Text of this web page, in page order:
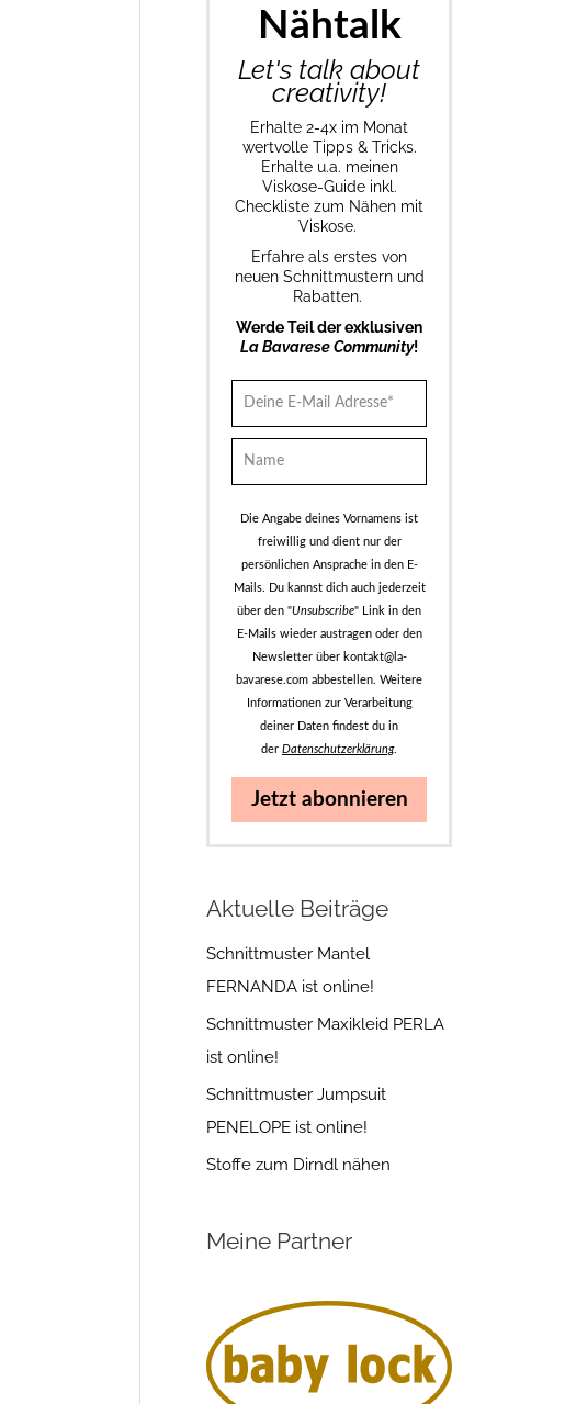
Nähtalk
Let's talk about
creativity!
Erhalte 2-4x im Monat
wertvolle Tipps & Tricks.
Erhalte u.a. meinen
Viskose-Guide inkl.
Checkliste zum Nähen mit
Viskose.
Erfahre als erstes von
neuen Schnittmustern und
Rabatten.
Werde Teil der exklusiven
La Bavarese Community!
Die Angabe deines Vornamens ist
freiwillig und dient nur der
persönlichen Ansprache in den E-
Mails. Du kannst dich auch jederzeit
über den "Unsubscribe" Link in den
E-Mails wieder austragen oder den
Newsletter über kontakt@la-
bavarese.com abbestellen. Weitere
Informationen zur Verarbeitung
deiner Daten findest du in
der Datenschutzerklärung.
Jetzt abonnieren
Aktuelle Beiträge
Schnittmuster Mantel
FERNANDA ist online!
Schnittmuster Maxikleid PERLA
ist online!
Schnittmuster Jumpsuit
PENELOPE ist online!
Stoffe zum Dirndl nähen
Meine Partner